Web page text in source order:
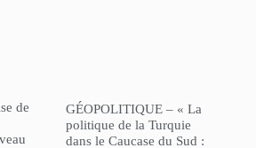
de
GÉOPOLITIQUE – « La
politique de la Turquie
dans le Caucase du Sud :